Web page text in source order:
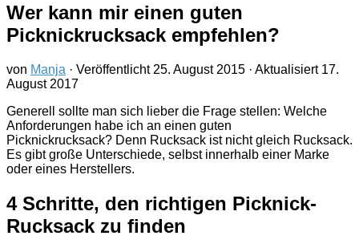
Wer kann mir einen guten
Picknickrucksack empfehlen?
von Manja · Veröffentlicht 25. August 2015 · Aktualisiert 17.
August 2017
Generell sollte man sich lieber die Frage stellen: Welche
Anforderungen habe ich an einen guten
Picknickrucksack? Denn Rucksack ist nicht gleich Rucksack.
Es gibt große Unterschiede, selbst innerhalb einer Marke
oder eines Herstellers.
4 Schritte, den richtigen Picknick-
Rucksack zu finden